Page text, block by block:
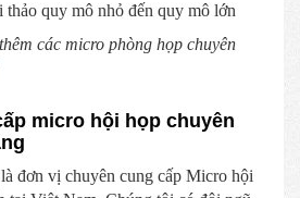
quy mô nhỏ đến quy mô lớn
các micro phòng họp chuyên
micro hội họp chuyên
là đơn vị chuyên cung cấp Micro hội